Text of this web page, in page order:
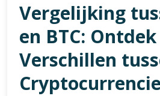
Vergelijking
en BTC:
Verschillen